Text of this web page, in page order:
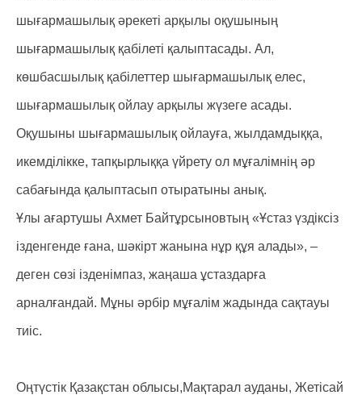
шығармашылық әрекеті арқылы оқушының
шығармашылық қабілеті қалыптасады. Ал,
көшбасшылық қабілеттер шығармашылық елес,
шығармашылық ойлау арқылы жүзеге асады.
Оқушыны шығармашылық ойлауға, жылдамдыққа,
икемділікке, тапқырлыққа үйрету ол мұғалімнің әр
сабағында қалыптасып отыратыны анық.
Ұлы ағартушы Ахмет Байтұрсыновтың «Ұстаз үздіксіз
ізденгенде ғана, шәкірт жанына нұр құя алады», –
деген сөзі ізденімпаз, жаңаша ұстаздарға
арналғандай. Мұны әрбір мұғалім жадында сақтауы
тиіс.
Оңтүстік Қазақстан облысы,Мақтарал ауданы, Жетісай